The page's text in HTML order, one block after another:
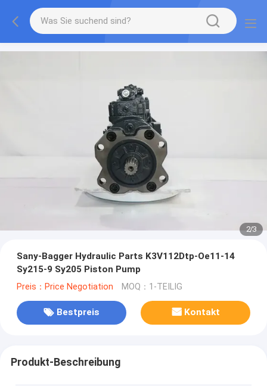
2/3
Sany-Bagger Hydraulic Parts K3V112Dtp-Oe11-14
Sy215-9 Sy205 Piston Pump
Preis：Price Negotiation MOQ：1-TEILIG
Bestpreis Kontakt
Produkt-Beschreibung